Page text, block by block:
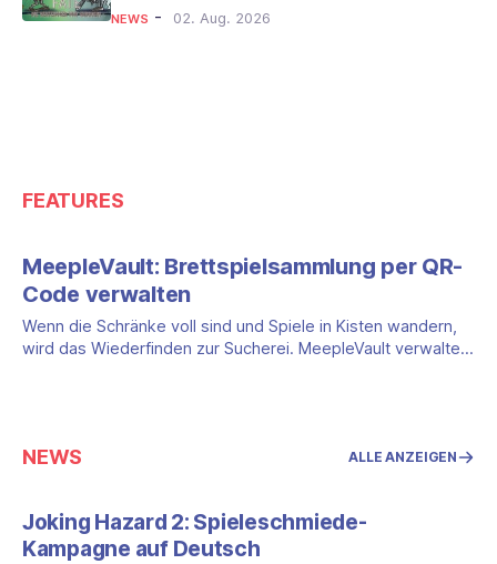
NEWS - 02. Aug. 2026
FEATURES
MeepleVault: Brettspielsammlung per QR-
Code verwalten
Wenn die Schränke voll sind und Spiele in Kisten wandern,
wird das Wiederfinden zur Sucherei. MeepleVault verwaltet
NEWS ALLE ANZEIGEN
Joking Hazard 2: Spieleschmiede-
Kampagne auf Deutsch